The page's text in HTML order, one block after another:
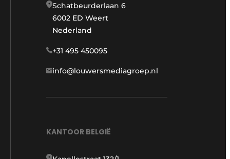
Schatbeurderlaan 6
6002 ED Weert
Nederland
+31 495 450095
info@louwersmediagroep.nl
KANTOOR BELGIË